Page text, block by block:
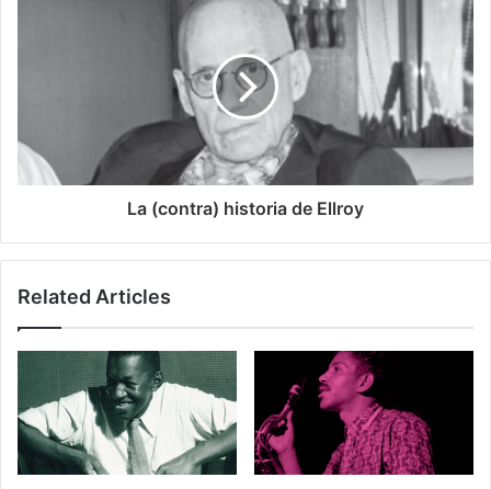
La (contra) historia de Ellroy
Related Articles